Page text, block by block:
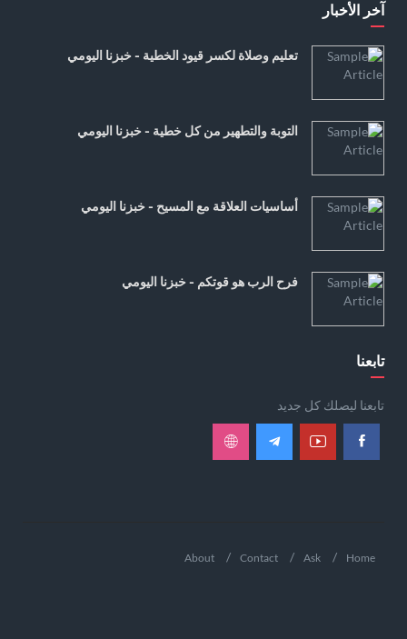
آخر الأخبار
تعليم وصلاة لكسر قيود الخطية - خبزنا اليومي
التوبة والتطهير من كل خطية - خبزنا اليومي
أساسيات العلاقة مع المسيح - خبزنا اليومي
فرح الرب هو قوتكم - خبزنا اليومي
تابعنا
تابعنا ليصلك كل جديد
Home
Ask
Contact
About